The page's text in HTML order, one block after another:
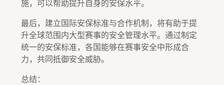
施，可以帮助提升自身的安保水平。
最后，建立国际安保标准与合作机制，将有助于提
升全球范围内大型赛事的安全管理水平。通过制定
统一的安保标准，各国能够在赛事安全中形成合
力，共同抵御安全威胁。
总结：